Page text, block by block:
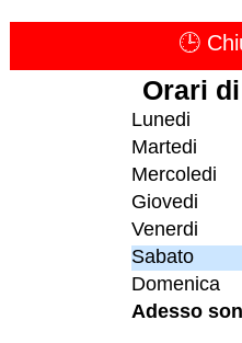
🕒
Orari
Lunedi
Martedi
Mercoledi
Giovedi
Venerdi
Sabato
Domenica
Adesso